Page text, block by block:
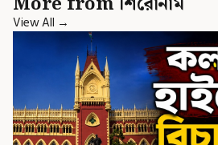
View All →